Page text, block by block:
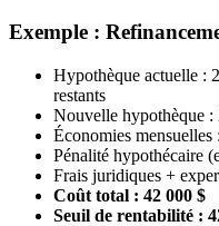
Exemple :
Hypothèque actuelle :
restants
Nouvelle hypothèque
Économies
Pénalité hypothécaire
Frais juridiques +
Coût total : 42 000 $
Seuil de rentabilité :